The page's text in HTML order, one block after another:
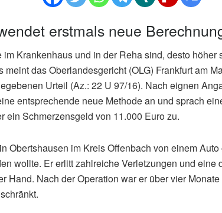
erstmals neue
Krankenhaus und in der Reha sind, desto höher
das Oberlandesgericht (OLG) Frankfurt am
Urteil (Az.: 22 U 97/16). Nach eignen
entsprechende neue Methode an und sprach
ein Schmerzensgeld von 11.000 Euro zu.
Obertshausen im Kreis Offenbach von einem
wollte. Er erlitt zahlreiche Verletzungen und eine
Hand. Nach der Operation war er über vier